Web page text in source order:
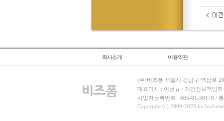
회사소개 이용약관
(주)비즈폼 서울시 강남구 역삼로
대표이사 : 이선규 / 개인정보책임
사업자등록번호 : 605-81-38178 /
Copyright (c) 2000-2026 by